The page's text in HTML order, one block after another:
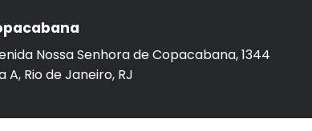
Nossa Senhora de Copacabana, 1344
A, Rio de Janeiro, RJ